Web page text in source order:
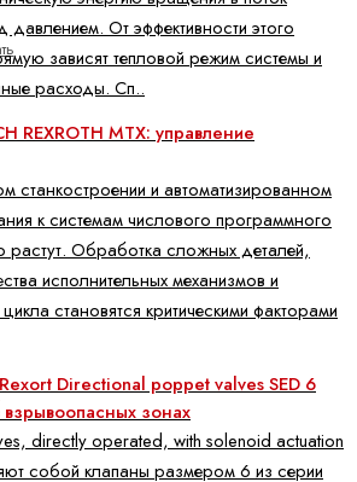
От эффективности этого
зависят тепловой режим системы и
расходы. Сп..
REXROTH MTX: управление
станкостроении и автоматизированном
к системам числового программного
растут. Обработка сложных деталей,
исполнительных механизмов и
становятся критическими факторами
Directional poppet valves SED 6
взрывоопасных зонах
directly operated, with solenoid actuation
собой клапаны размером 6 из серии